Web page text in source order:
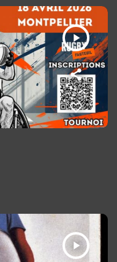
play_arrow
play_arrow